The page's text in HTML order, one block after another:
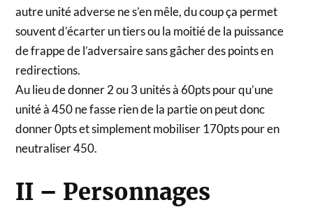
autre unité adverse ne s’en mêle, du coup ça permet
souvent d’écarter un tiers ou la moitié de la puissance
de frappe de l’adversaire sans gâcher des points en
redirections.
Au lieu de donner 2 ou 3 unités à 60pts pour qu’une
unité à 450 ne fasse rien de la partie on peut donc
donner 0pts et simplement mobiliser 170pts pour en
neutraliser 450.
II – Personnages